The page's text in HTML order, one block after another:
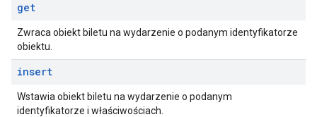
get
Zwraca obiekt biletu na wydarzenie o podanym identyfikatorze
obiektu.
insert
Wstawia obiekt biletu na wydarzenie o podanym
identyfikatorze i właściwościach.